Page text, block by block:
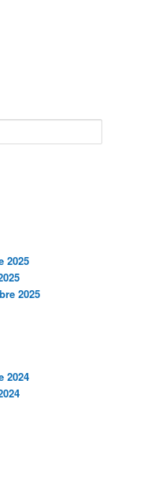
2025
2025
2024